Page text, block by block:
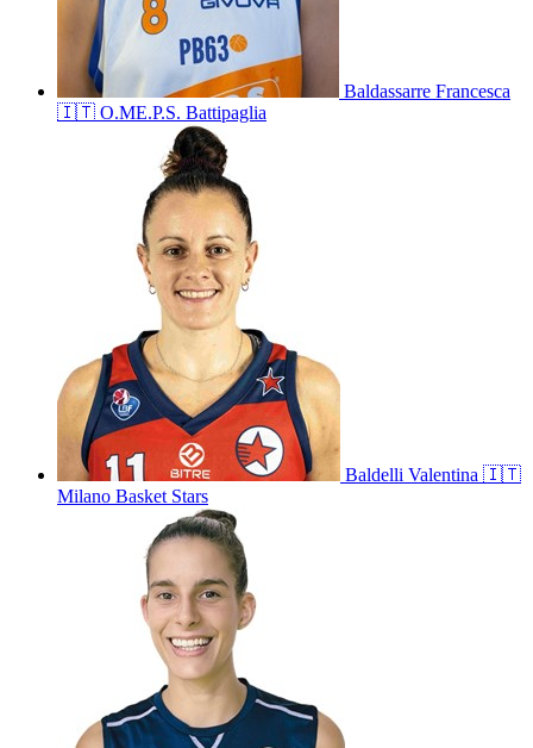
Baldassarre Francesca
🇮🇹 O.ME.P.S. Battipaglia
Baldelli Valentina 🇮🇹
Milano Basket Stars